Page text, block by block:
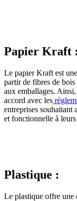
Papier Kraft :
Le papier Kraft est
partir de fibres de
aux emballages.
accord avec les
entreprises souhaitant
et fonctionnelle à
Plastique :
Le plastique offre une